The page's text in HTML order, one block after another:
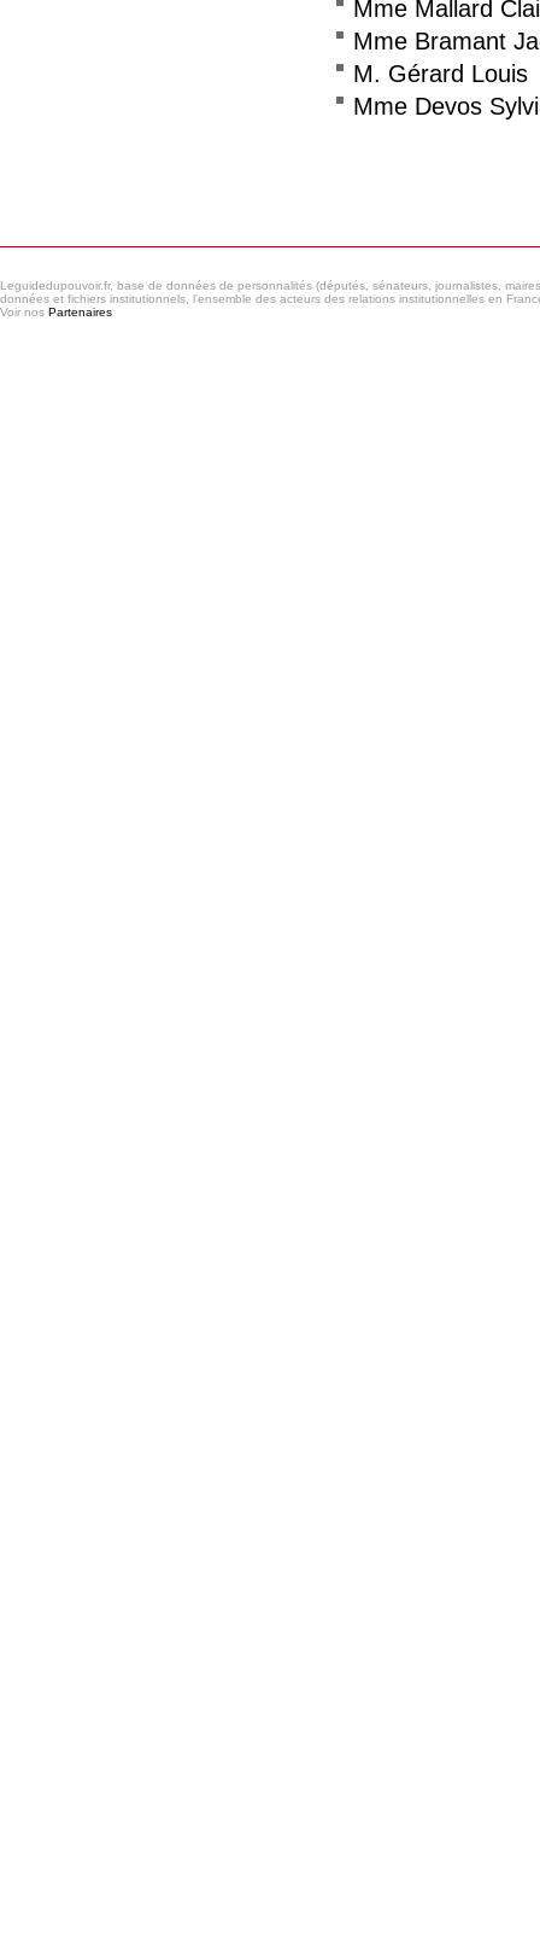
Mme Mallard
Mme Bramant
M. Gérard Louis
Mme Devos
Leguidedupouvoir.fr, base de données de personnalités (députés, sénateurs, journalistes,
données et fichiers institutionnels, l'ensemble des acteurs des relations institutionnelles en
Voir nos Partenaires